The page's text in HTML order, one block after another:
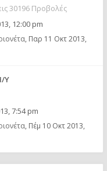
30196 Προβολές
12:00 pm
, Παρ 11 Οκτ 2013,
Υ
7:54 pm
, Πέμ 10 Οκτ 2013,